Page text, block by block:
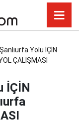
Yolu İÇİN
ÇALIŞMASI
İÇİN